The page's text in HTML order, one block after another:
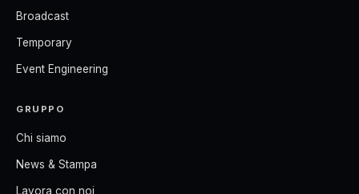
Broadcast
Temporary
Event Engineering
GRUPPO
Chi siamo
News & Stampa
Lavora con noi